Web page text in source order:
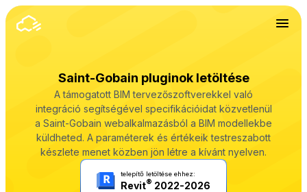
Saint-Gobain pluginok letöltése
A támogatott BIM tervezőszoftverekkel való
integráció segítségével specifikációidat közvetlenül
a Saint-Gobain webalkalmazásból a BIM modellekbe
küldheted. A paraméterek és értékeik testreszabott
készlete menet közben jön létre a kívánt nyelven.
telepítő letöltése ehhez:
Revit® 2022-2026